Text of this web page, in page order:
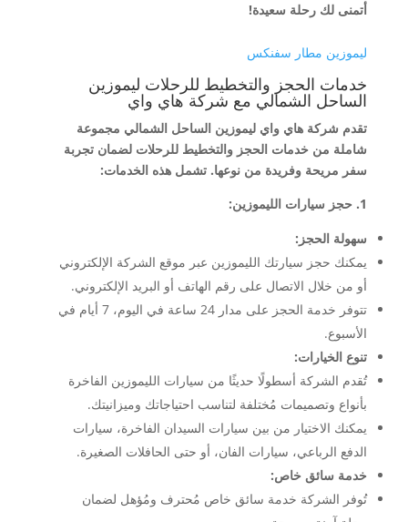
أتمنى لك رحلة سعيدة!
ليموزين مطار سفنكس
خدمات الحجز والتخطيط للرحلات ليموزين
الساحل الشمالي مع شركة هاي واي
تقدم شركة هاي واي ليموزين الساحل الشمالي مجموعة
شاملة من خدمات الحجز والتخطيط للرحلات لضمان تجربة
سفر مريحة وفريدة من نوعها. تشمل هذه الخدمات:
1. حجز سيارات الليموزين:
سهولة الحجز:
يمكنك حجز سيارتك الليموزين عبر موقع الشركة الإلكتروني
أو من خلال الاتصال على رقم الهاتف أو البريد الإلكتروني.
تتوفر خدمة الحجز على مدار 24 ساعة في اليوم، 7 أيام في
الأسبوع.
تنوع الخيارات:
تُقدم الشركة أسطولًا حديثًا من سيارات الليموزين الفاخرة
بأنواع وتصميمات مُختلفة لتناسب احتياجاتك وميزانيتك.
يمكنك الاختيار من بين سيارات السيدان الفاخرة، سيارات
الدفع الرباعي، سيارات الفان، أو حتى الحافلات الصغيرة.
خدمة سائق خاص:
تُوفر الشركة خدمة سائق خاص مُحترف ومُؤهل لضمان